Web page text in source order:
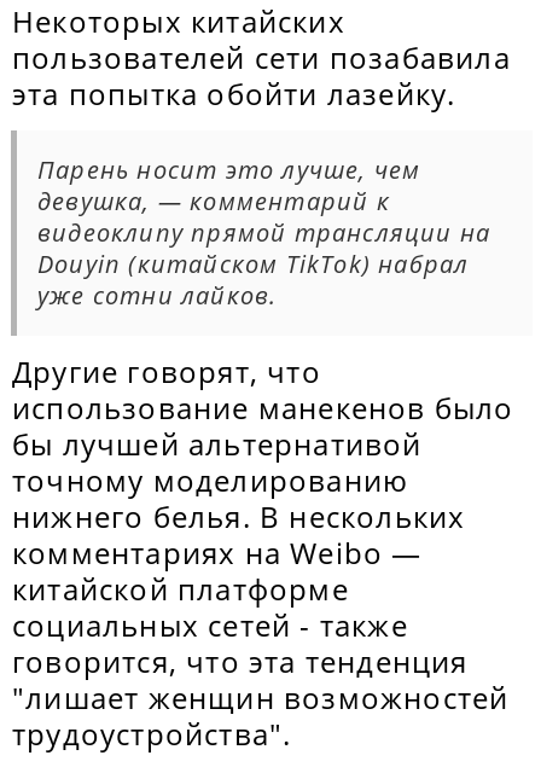
Некоторых китайских
пользователей сети позабавила
эта попытка обойти лазейку.
Парень носит это лучше, чем
девушка, — комментарий к
видеоклипу прямой трансляции на
Douyin (китайском TikTok) набрал
уже сотни лайков.
Другие говорят, что
использование манекенов было
бы лучшей альтернативой
точному моделированию
нижнего белья. В нескольких
комментариях на Weibo —
китайской платформе
социальных сетей - также
говорится, что эта тенденция
"лишает женщин возможностей
трудоустройства".